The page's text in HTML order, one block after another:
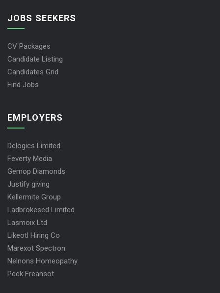
JOBS SEEKERS
CV Packages
Candidate Listing
Candidates Grid
Find Jobs
EMPLOYERS
Delogics Limited
Feverty Media
Gemop Diamonds
Justify giving
Kellermite Group
Ladbrokesed Limited
Lasmoix Ltd
Likeotl Hiring Co
Marexot Spectron
Nelnons Homeopathy
Peek Freansot